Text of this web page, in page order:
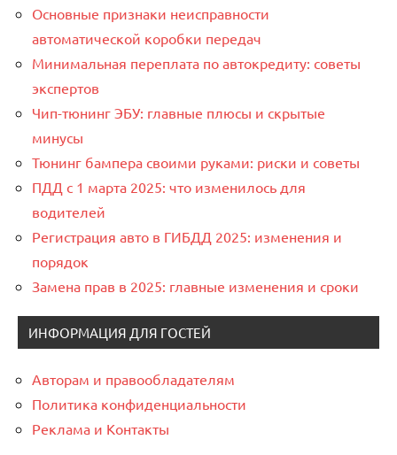
Основные признаки неисправности
автоматической коробки передач
Минимальная переплата по автокредиту: советы
экспертов
Чип-тюнинг ЭБУ: главные плюсы и скрытые
минусы
Тюнинг бампера своими руками: риски и советы
ПДД с 1 марта 2025: что изменилось для
водителей
Регистрация авто в ГИБДД 2025: изменения и
порядок
Замена прав в 2025: главные изменения и сроки
ИНФОРМАЦИЯ ДЛЯ ГОСТЕЙ
Авторам и правообладателям
Политика конфиденциальности
Реклама и Контакты